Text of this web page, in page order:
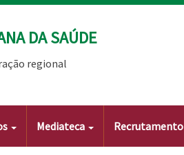
DA SAÚDE
regional
Mediateca Recrutamento